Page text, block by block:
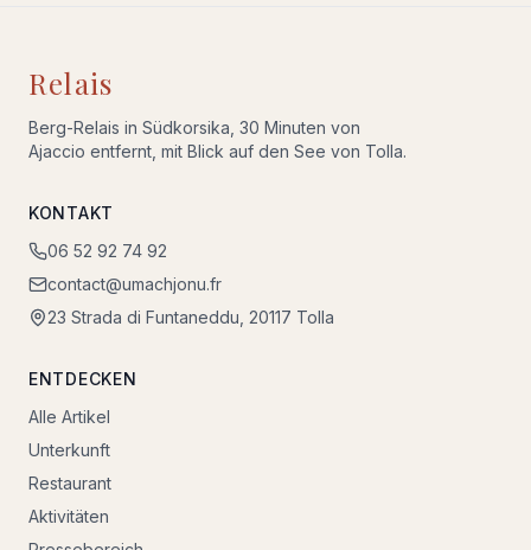
Relais
Berg-Relais in Südkorsika, 30 Minuten von
Ajaccio entfernt, mit Blick auf den See von Tolla.
KONTAKT
06 52 92 74 92
contact@umachjonu.fr
23 Strada di Funtaneddu, 20117 Tolla
ENTDECKEN
Alle Artikel
Unterkunft
Restaurant
Aktivitäten